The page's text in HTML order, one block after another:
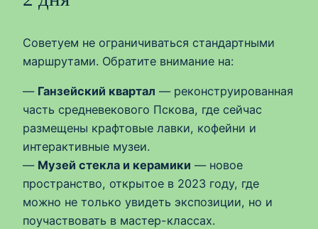
Советуем не ограничиваться стандартными
маршрутами. Обратите внимание на:
— Ганзейский квартал — реконструированная
часть средневекового Пскова, где сейчас
размещены крафтовые лавки, кофейни и
интерактивные музеи.
— Музей стекла и керамики — новое
пространство, открытое в 2023 году, где
можно не только увидеть экспозиции, но и
поучаствовать в мастер-классах.